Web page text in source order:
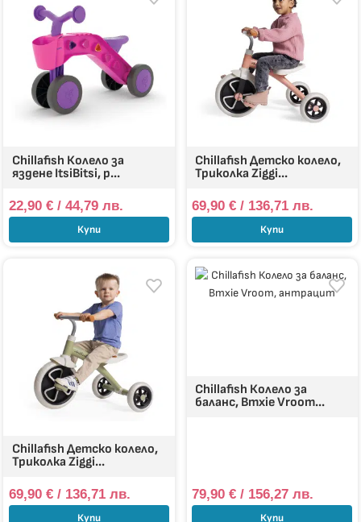
Chillafish Колело за
яздене ItsiBitsi, р...
22,90 €/ 44,79 лв.
Купи
Chillafish Детско колело,
Триколка Ziggi...
69,90 €/ 136,71 лв.
Купи
Chillafish Детско колело,
Триколка Ziggi...
69,90 €/ 136,71 лв.
Купи
Chillafish Колело за
баланс, Bmxie Vroom...
79,90 €/ 156,27 лв.
Купи